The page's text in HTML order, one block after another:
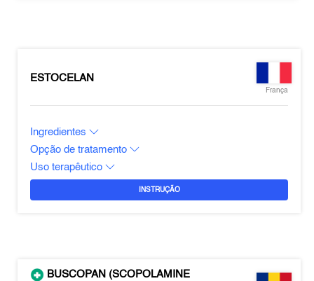
ESTOCELAN
França
Ingredientes
Opção de tratamento
Uso terapêutico
INSTRUÇÃO
BUSCOPAN (SCOPOLAMINE